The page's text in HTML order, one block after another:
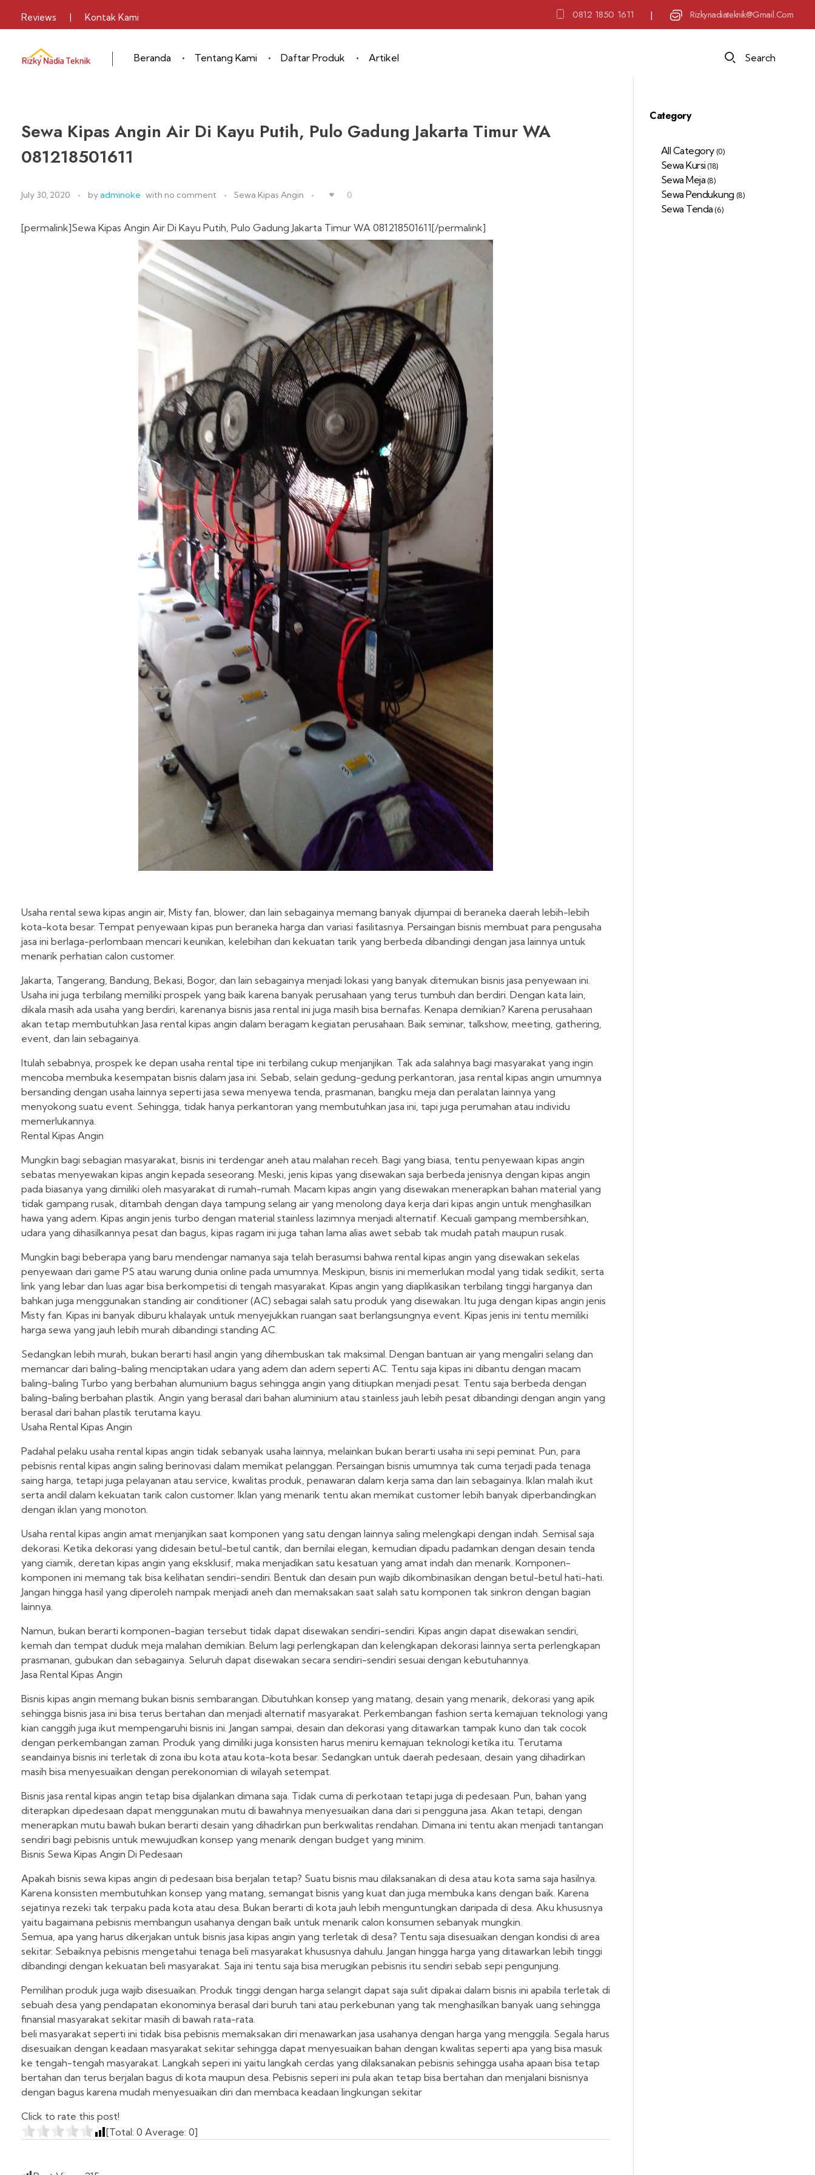
Reviews | Kontak Kami 0812 1850 1611 | Rizkynadiateknik@gmail.com
Beranda Tentang Kami Daftar Produk Artikel Search
Sewa Kipas Angin Air Di Kayu Putih, Pulo Gadung Jakarta Timur WA
081218501611
July 30, 2020 byadminoke with no comment Sewa Kipas Angin 0
[permalink]Sewa Kipas Angin Air Di Kayu Putih, Pulo Gadung Jakarta Timur WA 081218501611[/permalink]
Usaha rental sewa kipas angin air, Misty fan, blower, dan lain sebagainya memang banyak dijumpai di beraneka daerah lebih-lebih
kota-kota besar. Tempat penyewaan kipas pun beraneka harga dan variasi fasilitasnya. Persaingan bisnis membuat para pengusaha
jasa ini berlaga-perlombaan mencari keunikan, kelebihan dan kekuatan tarik yang berbeda dibandingi dengan jasa lainnya untuk
menarik perhatian calon customer.
Jakarta, Tangerang, Bandung, Bekasi, Bogor, dan lain sebagainya menjadi lokasi yang banyak ditemukan bisnis jasa penyewaan ini.
Usaha ini juga terbilang memiliki prospek yang baik karena banyak perusahaan yang terus tumbuh dan berdiri. Dengan kata lain,
dikala masih ada usaha yang berdiri, karenanya bisnis jasa rental ini juga masih bisa bernafas. Kenapa demikian? Karena perusahaan
akan tetap membutuhkan Jasa rental kipas angin dalam beragam kegiatan perusahaan. Baik seminar, talkshow, meeting, gathering,
event, dan lain sebagainya.
Itulah sebabnya, prospek ke depan usaha rental tipe ini terbilang cukup menjanjikan. Tak ada salahnya bagi masyarakat yang ingin
mencoba membuka kesempatan bisnis dalam jasa ini. Sebab, selain gedung-gedung perkantoran, jasa rental kipas angin umumnya
bersanding dengan usaha lainnya seperti jasa sewa menyewa tenda, prasmanan, bangku meja dan peralatan lainnya yang
menyokong suatu event. Sehingga, tidak hanya perkantoran yang membutuhkan jasa ini, tapi juga perumahan atau individu
memerlukannya.
Rental Kipas Angin
Mungkin bagi sebagian masyarakat, bisnis ini terdengar aneh atau malahan receh. Bagi yang biasa, tentu penyewaan kipas angin
sebatas menyewakan kipas angin kepada seseorang. Meski, jenis kipas yang disewakan saja berbeda jenisnya dengan kipas angin
pada biasanya yang dimiliki oleh masyarakat di rumah-rumah. Macam kipas angin yang disewakan menerapkan bahan material yang
tidak gampang rusak, ditambah dengan daya tampung selang air yang menolong daya kerja dari kipas angin untuk menghasilkan
hawa yang adem. Kipas angin jenis turbo dengan material stainless lazimnya menjadi alternatif. Kecuali gampang membersihkan,
udara yang dihasilkannya pesat dan bagus, kipas ragam ini juga tahan lama alias awet sebab tak mudah patah maupun rusak.
Mungkin bagi beberapa yang baru mendengar namanya saja telah berasumsi bahwa rental kipas angin yang disewakan sekelas
penyewaan dari game PS atau warung dunia online pada umumnya. Meskipun, bisnis ini memerlukan modal yang tidak sedikit, serta
link yang lebar dan luas agar bisa berkompetisi di tengah masyarakat. Kipas angin yang diaplikasikan terbilang tinggi harganya dan
bahkan juga menggunakan standing air conditioner (AC) sebagai salah satu produk yang disewakan. Itu juga dengan kipas angin jenis
Misty fan. Kipas ini banyak diburu khalayak untuk menyejukkan ruangan saat berlangsungnya event. Kipas jenis ini tentu memiliki
harga sewa yang jauh lebih murah dibandingi standing AC.
Sedangkan lebih murah, bukan berarti hasil angin yang dihembuskan tak maksimal. Dengan bantuan air yang mengaliri selang dan
memancar dari baling-baling menciptakan udara yang adem dan adem seperti AC. Tentu saja kipas ini dibantu dengan macam
baling-baling Turbo yang berbahan alumunium bagus sehingga angin yang ditiupkan menjadi pesat. Tentu saja berbeda dengan
baling-baling berbahan plastik. Angin yang berasal dari bahan aluminium atau stainless jauh lebih pesat dibandingi dengan angin yang
berasal dari bahan plastik terutama kayu.
Usaha Rental Kipas Angin
Padahal pelaku usaha rental kipas angin tidak sebanyak usaha lainnya, melainkan bukan berarti usaha ini sepi peminat. Pun, para
pebisnis rental kipas angin saling berinovasi dalam memikat pelanggan. Persaingan bisnis umumnya tak cuma terjadi pada tenaga
saing harga, tetapi juga pelayanan atau service, kwalitas produk, penawaran dalam kerja sama dan lain sebagainya. Iklan malah ikut
serta andil dalam kekuatan tarik calon customer. Iklan yang menarik tentu akan memikat customer lebih banyak diperbandingkan
dengan iklan yang monoton.
Usaha rental kipas angin amat menjanjikan saat komponen yang satu dengan lainnya saling melengkapi dengan indah. Semisal saja
dekorasi. Ketika dekorasi yang didesain betul-betul cantik, dan bernilai elegan, kemudian dipadu padamkan dengan desain tenda
yang ciamik, deretan kipas angin yang eksklusif, maka menjadikan satu kesatuan yang amat indah dan menarik. Komponen-
komponen ini memang tak bisa kelihatan sendiri-sendiri. Bentuk dan desain pun wajib dikombinasikan dengan betul-betul hati-hati.
Jangan hingga hasil yang diperoleh nampak menjadi aneh dan memaksakan saat salah satu komponen tak sinkron dengan bagian
lainnya.
Namun, bukan berarti komponen-bagian tersebut tidak dapat disewakan sendiri-sendiri. Kipas angin dapat disewakan sendiri,
kemah dan tempat duduk meja malahan demikian. Belum lagi perlengkapan dan kelengkapan dekorasi lainnya serta perlengkapan
prasmanan, gubukan dan sebagainya. Seluruh dapat disewakan secara sendiri-sendiri sesuai dengan kebutuhannya.
Jasa Rental Kipas Angin
Bisnis kipas angin memang bukan bisnis sembarangan. Dibutuhkan konsep yang matang, desain yang menarik, dekorasi yang apik
sehingga bisnis jasa ini bisa terus bertahan dan menjadi alternatif masyarakat. Perkembangan fashion serta kemajuan teknologi yang
kian canggih juga ikut mempengaruhi bisnis ini. Jangan sampai, desain dan dekorasi yang ditawarkan tampak kuno dan tak cocok
dengan perkembangan zaman. Produk yang dimiliki juga konsisten harus meniru kemajuan teknologi ketika itu. Terutama
seandainya bisnis ini terletak di zona ibu kota atau kota-kota besar. Sedangkan untuk daerah pedesaan, desain yang dihadirkan
masih bisa menyesuaikan dengan perekonomian di wilayah setempat.
Bisnis jasa rental kipas angin tetap bisa dijalankan dimana saja. Tidak cuma di perkotaan tetapi juga di pedesaan. Pun, bahan yang
diterapkan dipedesaan dapat menggunakan mutu di bawahnya menyesuaikan dana dari si pengguna jasa. Akan tetapi, dengan
menerapkan mutu bawah bukan berarti desain yang dihadirkan pun berkwalitas rendahan. Dimana ini tentu akan menjadi tantangan
sendiri bagi pebisnis untuk mewujudkan konsep yang menarik dengan budget yang minim.
Bisnis Sewa Kipas Angin Di Pedesaan
Apakah bisnis sewa kipas angin di pedesaan bisa berjalan tetap? Suatu bisnis mau dilaksanakan di desa atau kota sama saja hasilnya.
Karena konsisten membutuhkan konsep yang matang, semangat bisnis yang kuat dan juga membuka kans dengan baik. Karena
sejatinya rezeki tak terpaku pada kota atau desa. Bukan berarti di kota jauh lebih menguntungkan daripada di desa. Aku khususnya
yaitu bagaimana pebisnis membangun usahanya dengan baik untuk menarik calon konsumen sebanyak mungkin.
Semua, apa yang harus dikerjakan untuk bisnis jasa kipas angin yang terletak di desa? Tentu saja disesuaikan dengan kondisi di area
sekitar. Sebaiknya pebisnis mengetahui tenaga beli masyarakat khususnya dahulu. Jangan hingga harga yang ditawarkan lebih tinggi
dibandingi dengan kekuatan beli masyarakat. Saja ini tentu saja bisa merugikan pebisnis itu sendiri sebab sepi pengunjung.
Pemilihan produk juga wajib disesuaikan. Produk tinggi dengan harga selangit dapat saja sulit dipakai dalam bisnis ini apabila terletak di
sebuah desa yang pendapatan ekonominya berasal dari buruh tani atau perkebunan yang tak menghasilkan banyak uang sehingga
finansial masyarakat sekitar masih di bawah rata-rata.
beli masyarakat seperti ini tidak bisa pebisnis memaksakan diri menawarkan jasa usahanya dengan harga yang menggila. Segala harus
disesuaikan dengan keadaan masyarakat sekitar sehingga dapat menyesuaikan bahan dengan kwalitas seperti apa yang bisa masuk
ke tengah-tengah masyarakat. Langkah seperi ini yaitu langkah cerdas yang dilaksanakan pebisnis sehingga usaha apaan bisa tetap
bertahan dan terus berjalan bagus di kota maupun desa. Pebisnis seperi ini pula akan tetap bisa bertahan dan menjalani bisnisnya
dengan bagus karena mudah menyesuaikan diri dan membaca keadaan lingkungan sekitar
Click to rate this post!
[Total: 0 Average: 0]
Category
All Category (0)
Sewa Kursi (18)
Sewa Meja (8)
Sewa Pendukung (8)
Sewa Tenda (6)